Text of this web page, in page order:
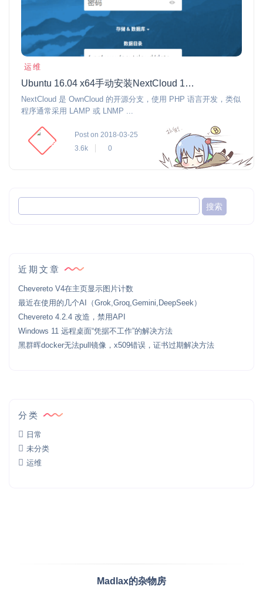
运维
Ubuntu 16.04 x64手动安装NextCloud 13.0.1
NextCloud 是 OwnCloud 的开源分支，使用 PHP 语言开发，类似
程序通常采用 LAMP 或 LNMP ...
Post on 2018-03-25
3.6k
0
近期文章
Chevereto V4在主页显示图片计数
最近在使用的几个AI（Grok,Groq,Gemini,DeepSeek）
Chevereto 4.2.4 改造，禁用API
Windows 11 远程桌面“凭据不工作”的解决方法
黑群晖docker无法pull镜像，x509错误，证书过期解决方法
分类
日常
未分类
运维
Madlax的杂物房